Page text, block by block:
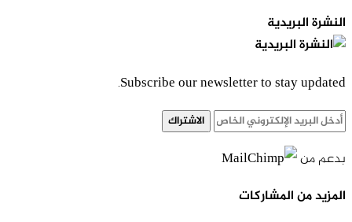
النشرة البريدية
Subscribe our newsletter to stay updated.
الاشتراك
بدعم من
المزيد من المشاركات